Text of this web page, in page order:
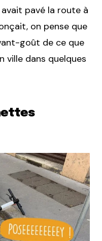
avait pavé la route à
on pense que
goût de ce que
ville dans quelques